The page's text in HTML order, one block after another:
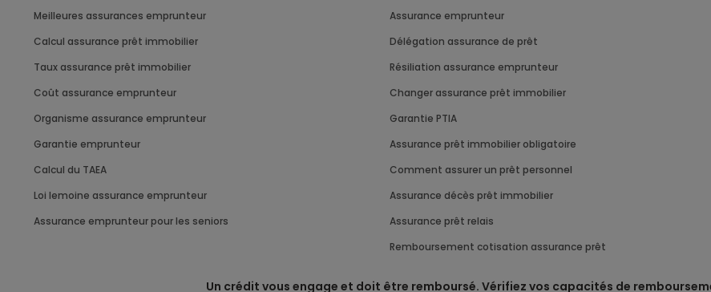
Meilleures assurances emprunteur
Calcul assurance prêt immobilier
Taux assurance prêt immobilier
Coût assurance emprunteur
Organisme assurance emprunteur
Garantie emprunteur
Calcul du TAEA
Loi lemoine assurance emprunteur
Assurance emprunteur pour les seniors
Assurance emprunteur
Délégation assurance de prêt
Résiliation assurance emprunteur
Changer assurance prêt immobilier
Garantie PTIA
Assurance prêt immobilier obligatoire
Comment assurer un prêt personnel
Assurance décès prêt immobilier
Assurance prêt relais
Remboursement cotisation assurance prêt
Un crédit vous engage et doit être remboursé. Vérifiez vos capacités de